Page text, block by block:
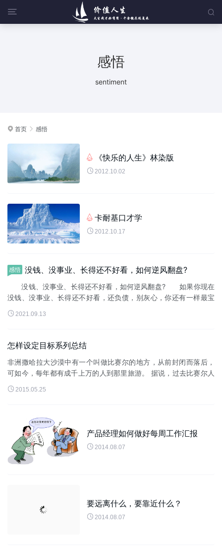
 
感悟
sentiment
 首页  感悟
 《快乐的人生》林染版
 2012.10.02
 卡耐基口才学
 2012.10.17
感悟 没钱、没事业、长得还不好看，如何逆风翻盘?
没钱、没事业、长得还不好看，如何逆风翻盘? 如果你现在
没钱、没事业、长得还不好看，还负债，别灰心，你还有一样最宝
贵的东西可以用来逆风翻盘。 现在就把这大佬们都用过的翻身
秘籍分享给你：四步，只需...
 2021.09.13
怎样设定目标系列总结
非洲撒哈拉大沙漠中有一个叫做比赛尔的地方，从前封闭而落后，
可如今，每年都有成千上万的人到那里旅游。 据说，过去比赛尔人
从来没有离开过这块贫瘠的土地，不是他们不愿意离开，而是尝试
过很多次都没有走出...
 2015.05.25
产品经理如何做好每周工作汇报
 2014.08.07
要远离什么，要靠近什么？
 2014.08.07